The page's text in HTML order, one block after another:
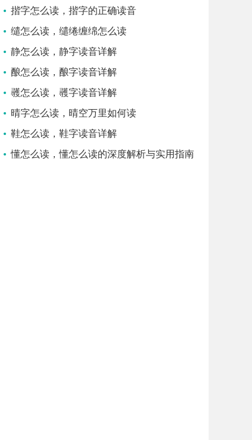
揩字怎么读，揩字的正确读音
缱怎么读，缱绻缠绵怎么读
静怎么读，静字读音详解
酿怎么读，酿字读音详解
彠怎么读，彠字读音详解
晴字怎么读，晴空万里如何读
鞋怎么读，鞋字读音详解
懂怎么读，懂怎么读的深度解析与实用指南